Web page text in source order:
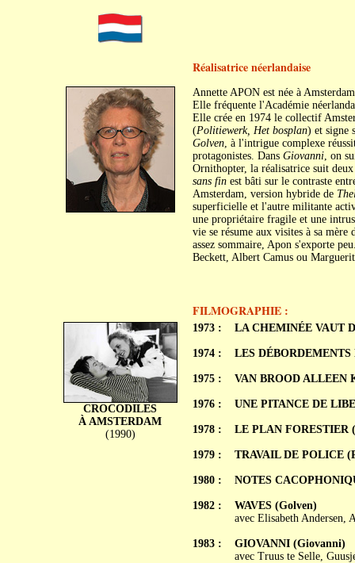
Réalisatrice néerlandaise
Annette APON est née à
Elle fréquente l'Académie
Elle crée en 1974 le collectif
(Politiewerk, Het bosplan) et signe
Golven, à l'intrigue complexe
protagonistes. Dans Giovanni, on
Ornithopter, la réalisatrice suit
sans finest bâti sur le contraste
Amsterdam, version hybride de
superficielle et l'autre militante
une propriétaire fragile et une
vie se résume aux visites à sa mère
assez sommaire, Apon s'exporte
Beckett, Albert Camus ou
FILMOGRAPHIE :
CROCODILES
À AMSTERDAM
(1990)
1973 :
1974 :
1975 :
1976 :
1978 :
1979 :
1980 :
1982 :
1983 :
LA CHEMINÉE VAUT
LES
VAN BROOD ALLEEN
UNE PITANCE DE
LE PLAN FORESTIER
TRAVAIL DE POLICE
NOTES
WAVES (Golven)
avec Elisabeth Andersen,
GIOVANNI (Giovanni)
avec Truus te Selle,